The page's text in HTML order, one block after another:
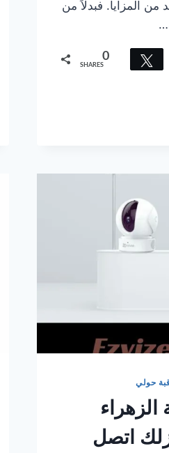
من المزايا. فبدلاً من
0
SHARES
حولي
الزهراء
اتصل